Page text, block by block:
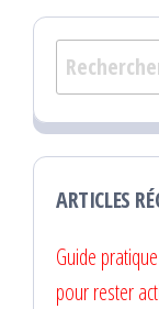
ARTICLES
Guide
pour rester